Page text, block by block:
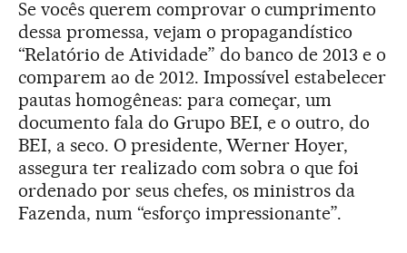
Se vocês querem comprovar o cumprimento
dessa promessa, vejam o propagandístico
“Relatório de Atividade” do banco de 2013 e o
comparem ao de 2012. Impossível estabelecer
pautas homogêneas: para começar, um
documento fala do Grupo BEI, e o outro, do
BEI, a seco. O presidente, Werner Hoyer,
assegura ter realizado com sobra o que foi
ordenado por seus chefes, os ministros da
Fazenda, num “esforço impressionante”.